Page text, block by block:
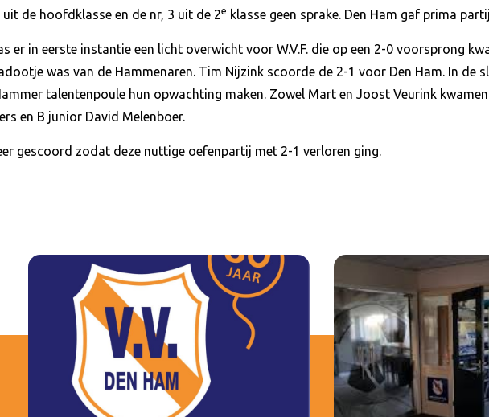
de hoofdklasse en de nr, 3 uit de 2e klasse geen sprake. Den Ham gaf prima
er in eerste instantie een licht overwicht voor W.V.F. die op een 2-0 voorsprong
was van de Hammenaren. Tim Nijzink scoorde de 2-1 voor Den Ham. In de
talentenpoule hun opwachting maken. Zowel Mart en Joost Veurink
en B junior David Melenboer.
gescoord zodat deze nuttige oefenpartij met 2-1 verloren ging.